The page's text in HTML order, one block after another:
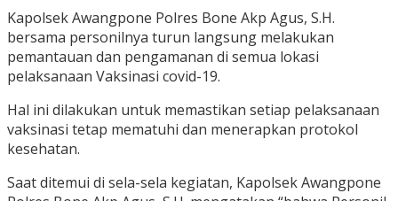
Kapolsek Awangpone Polres Bone Akp Agus, S.H.
bersama personilnya turun langsung melakukan
pemantauan dan pengamanan di semua lokasi
pelaksanaan Vaksinasi covid-19.
Hal ini dilakukan untuk memastikan setiap pelaksanaan
vaksinasi tetap mematuhi dan menerapkan protokol
kesehatan.
Saat ditemui di sela-sela kegiatan, Kapolsek Awangpone